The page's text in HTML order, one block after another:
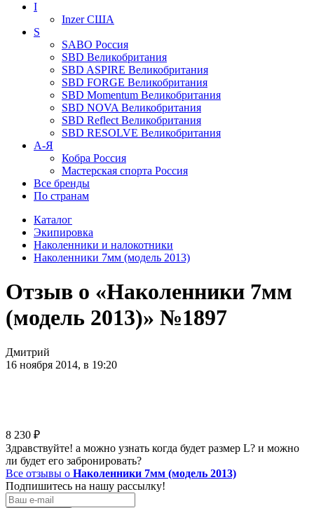
I
InzerСША
S
SABO Россия
SBD Великобритания
SBD ASPIRE Великобритания
SBD FORGE Великобритания
SBD Momentum Великобритания
SBD NOVA Великобритания
SBD Reflect Великобритания
SBD RESOLVE Великобритания
А-Я
Кобра Россия
Мастерская спорта Россия
Все бренды
По странам
Каталог
Экипировка
Наколенники и налокотники
Наколенники 7мм (модель 2013)
Отзыв о «Наколенники 7мм
(модель 2013)» №1897
Дмитрий
16 ноября 2014, в 19:20
8 230 ₽
Здравствуйте! а можно узнать когда будет размер L? и можно
ли будет его забронировать?
Все отзывы о Наколенники 7мм (модель 2013)
Подпишитесь на нашу рассылку!